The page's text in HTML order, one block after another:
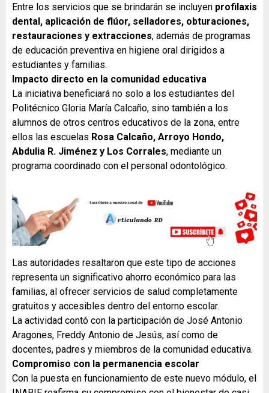
Entre los servicios que se brindarán se incluyen profilaxis
dental, aplicación de flúor, selladores, obturaciones,
restauraciones y extracciones, además de programas
de educación preventiva en higiene oral dirigidos a
estudiantes y familias.
Impacto directo en la comunidad educativa
La iniciativa beneficiará no solo a los estudiantes del
Politécnico Gloria María Calcaño, sino también a los
alumnos de otros centros educativos de la zona, entre
ellos las escuelas Rosa Calcaño, Arroyo Hondo,
Abdulia R. Jiménez y Los Corrales, mediante un
programa coordinado con el personal odontológico.
Las autoridades resaltaron que este tipo de acciones
representa un significativo ahorro económico para las
familias, al ofrecer servicios de salud completamente
gratuitos y accesibles dentro del entorno escolar.
La actividad contó con la participación de José Antonio
Aragones, Freddy Antonio de Jesús, así como de
docentes, padres y miembros de la comunidad educativa.
Compromiso con la permanencia escolar
Con la puesta en funcionamiento de este nuevo módulo, el